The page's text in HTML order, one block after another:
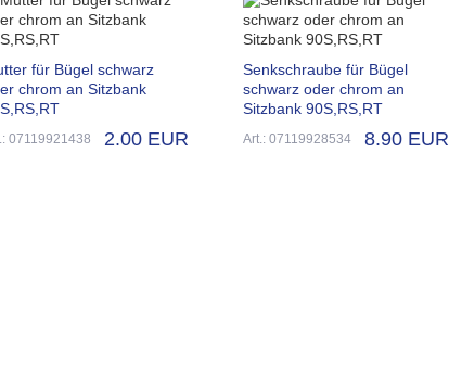
für Bügel schwarz
chrom an Sitzbank
07119921438 2.00 EUR
Senkschraube für Bügel
schwarz oder chrom an
Sitzbank 90S,RS,RT
Art.: 07119928534 8.90 EUR